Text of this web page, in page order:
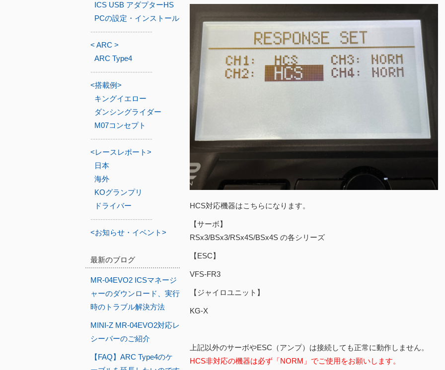
HCS対応機器はこちらになります。
【サーボ】
RSx3/BSx3/RSx4S/BSx4S の各シリーズ
【ESC】
VFS-FR3
【ジャイロユニット】
KG-X
上記以外のサーボやESC（アンプ）は接続しても正常に動作しません。
HCS非対応の機器は必ず「NORM」でご使用をお願いします。
ICS USB アダプターHS
PCの設定・インストール
-------------------------
< ARC >
ARC Type4
-------------------------
<搭載例>
キングイエロー
ダンシングライダー
M07コンセプト
-------------------------
<レースレポート>
日本
海外
KOグランプリ
ドライバー
-------------------------
<お知らせ・イベント>
最新のブログ
MR-04EVO2 ICSマネージ
ャーのダウンロード、実行
時のトラブル解決方法
MINI-Z MR-04EVO2対応レ
シーバーのご紹介
【FAQ】ARC Type4のケ